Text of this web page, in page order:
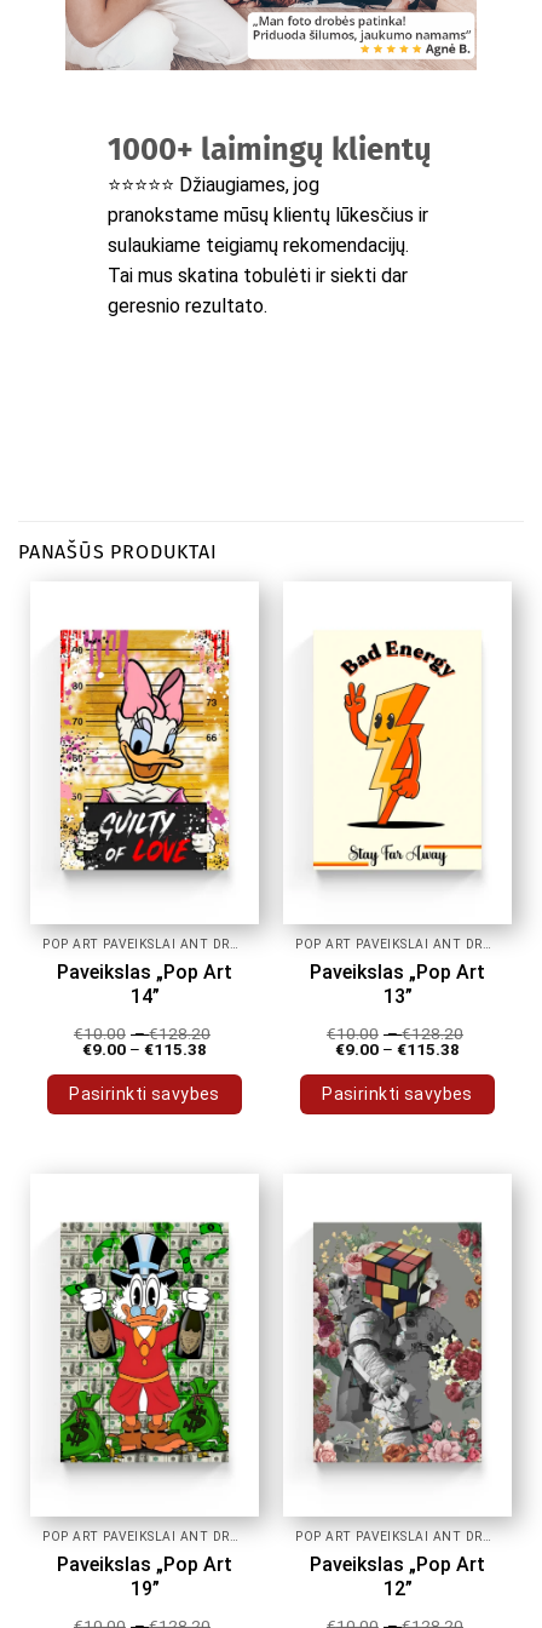
1000+ laimingų klientų
⭐⭐⭐⭐⭐ Džiaugiames, jog
pranokstame mūsų klientų lūkesčius ir
sulaukiame teigiamų rekomendacijų.
Tai mus skatina tobulėti ir siekti dar
geresnio rezultato.
PANAŠŪS PRODUKTAI
Paveikslas „Pop Art
14”
€10.00 –€128.20
€9.00 – €115.38
Pasirinkti savybes
variants.
The
options
may
be
chosen
on
the
product
page
Paveikslas „Pop Art
13”
€10.00 –€128.20
€9.00 – €115.38
Pasirinkti savybes
variants.
The
options
may
be
chosen
on
the
product
page
Paveikslas „Pop Art
19”
Paveikslas „Pop Art
12”